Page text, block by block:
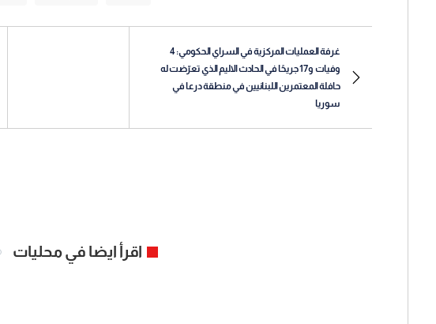
غرفة العمليات المركزية في السراي الحكومي: 4
وفيات و17 جريحًا في الحادث الاليم الذي تعرّضت له
حافلة المعتمرين اللبنانيين في منطقة درعا في
سوريا
اقرأ ايضا في محليات